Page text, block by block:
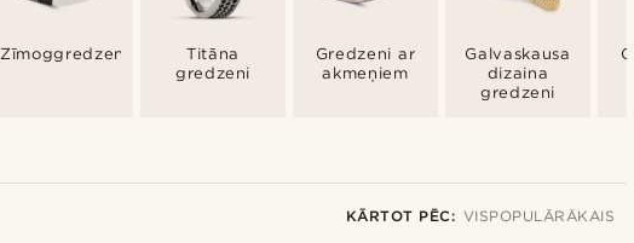
Zīmoggredzeni
Titāna
gredzeni
Gredzeni ar
akmeņiem
Galvaskausa
dizaina
gredzeni
KĀRTOT PĒC: VISPOPULĀRĀKAIS